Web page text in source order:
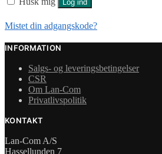
Log ind
Mistet din adgangskode?
INFORMATION
Salgs- og leveringsbetingelser
CSR
Om Lan-Com
Privatlivspolitik
KONTAKT
Lan-Com A/S
Hassellunden 7